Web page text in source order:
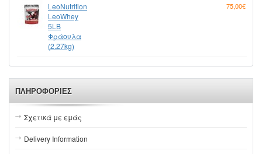
LeoNutrition
LeoWhey
5LB
Φράουλα
(2.27kg)
75,00€
ΠΛΗΡΟΦΟΡΊΕΣ
Σχετικά με εμάς
Delivery Information